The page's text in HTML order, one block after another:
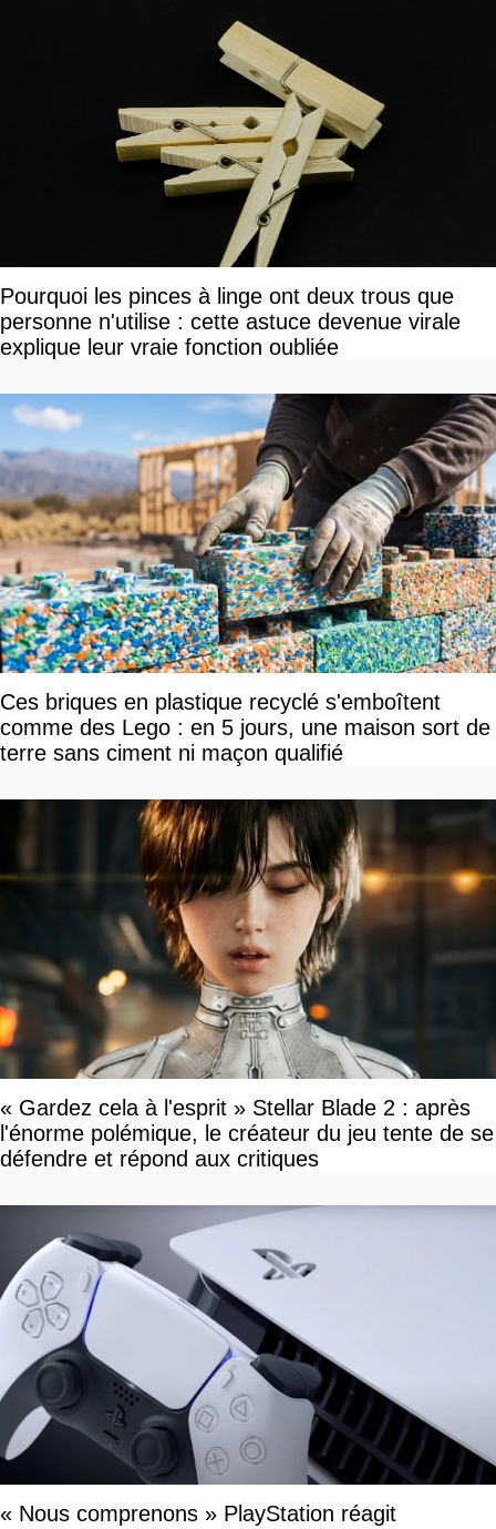
Pourquoi les pinces à linge ont deux trous que
personne n'utilise : cette astuce devenue virale
explique leur vraie fonction oubliée
Ces briques en plastique recyclé s'emboîtent
comme des Lego : en 5 jours, une maison sort de
terre sans ciment ni maçon qualifié
« Gardez cela à l'esprit » Stellar Blade 2 : après
l'énorme polémique, le créateur du jeu tente de se
défendre et répond aux critiques
« Nous comprenons » PlayStation réagit